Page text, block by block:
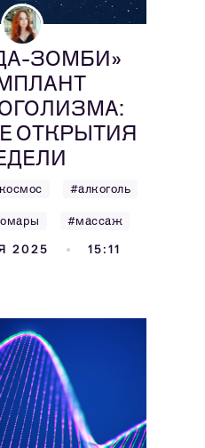
ЗОМБИ»
ОТКРЫТИЯ
#алкоголь
#массаж
2025 15:11